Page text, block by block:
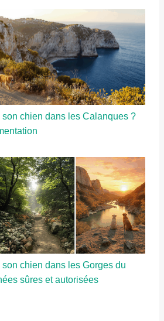
chien dans les Calanques ?
chien dans les Gorges du
sûres et autorisées